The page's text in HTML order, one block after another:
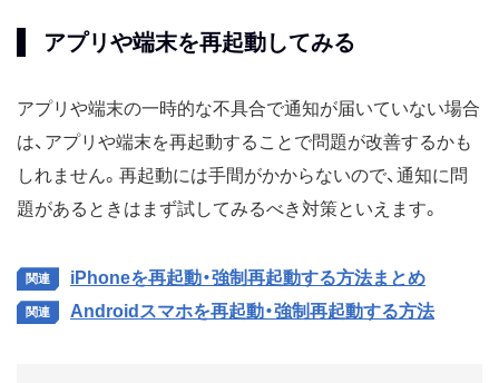
アプリや端末を再起動してみる
アプリや端末の一時的な不具合で通知が届いていない場合
は、アプリや端末を再起動することで問題が改善するかも
しれません。再起動には手間がかからないので、通知に問
題があるときはまず試してみるべき対策といえます。
iPhoneを再起動・強制再起動する方法まとめ
Androidスマホを再起動・強制再起動する方法